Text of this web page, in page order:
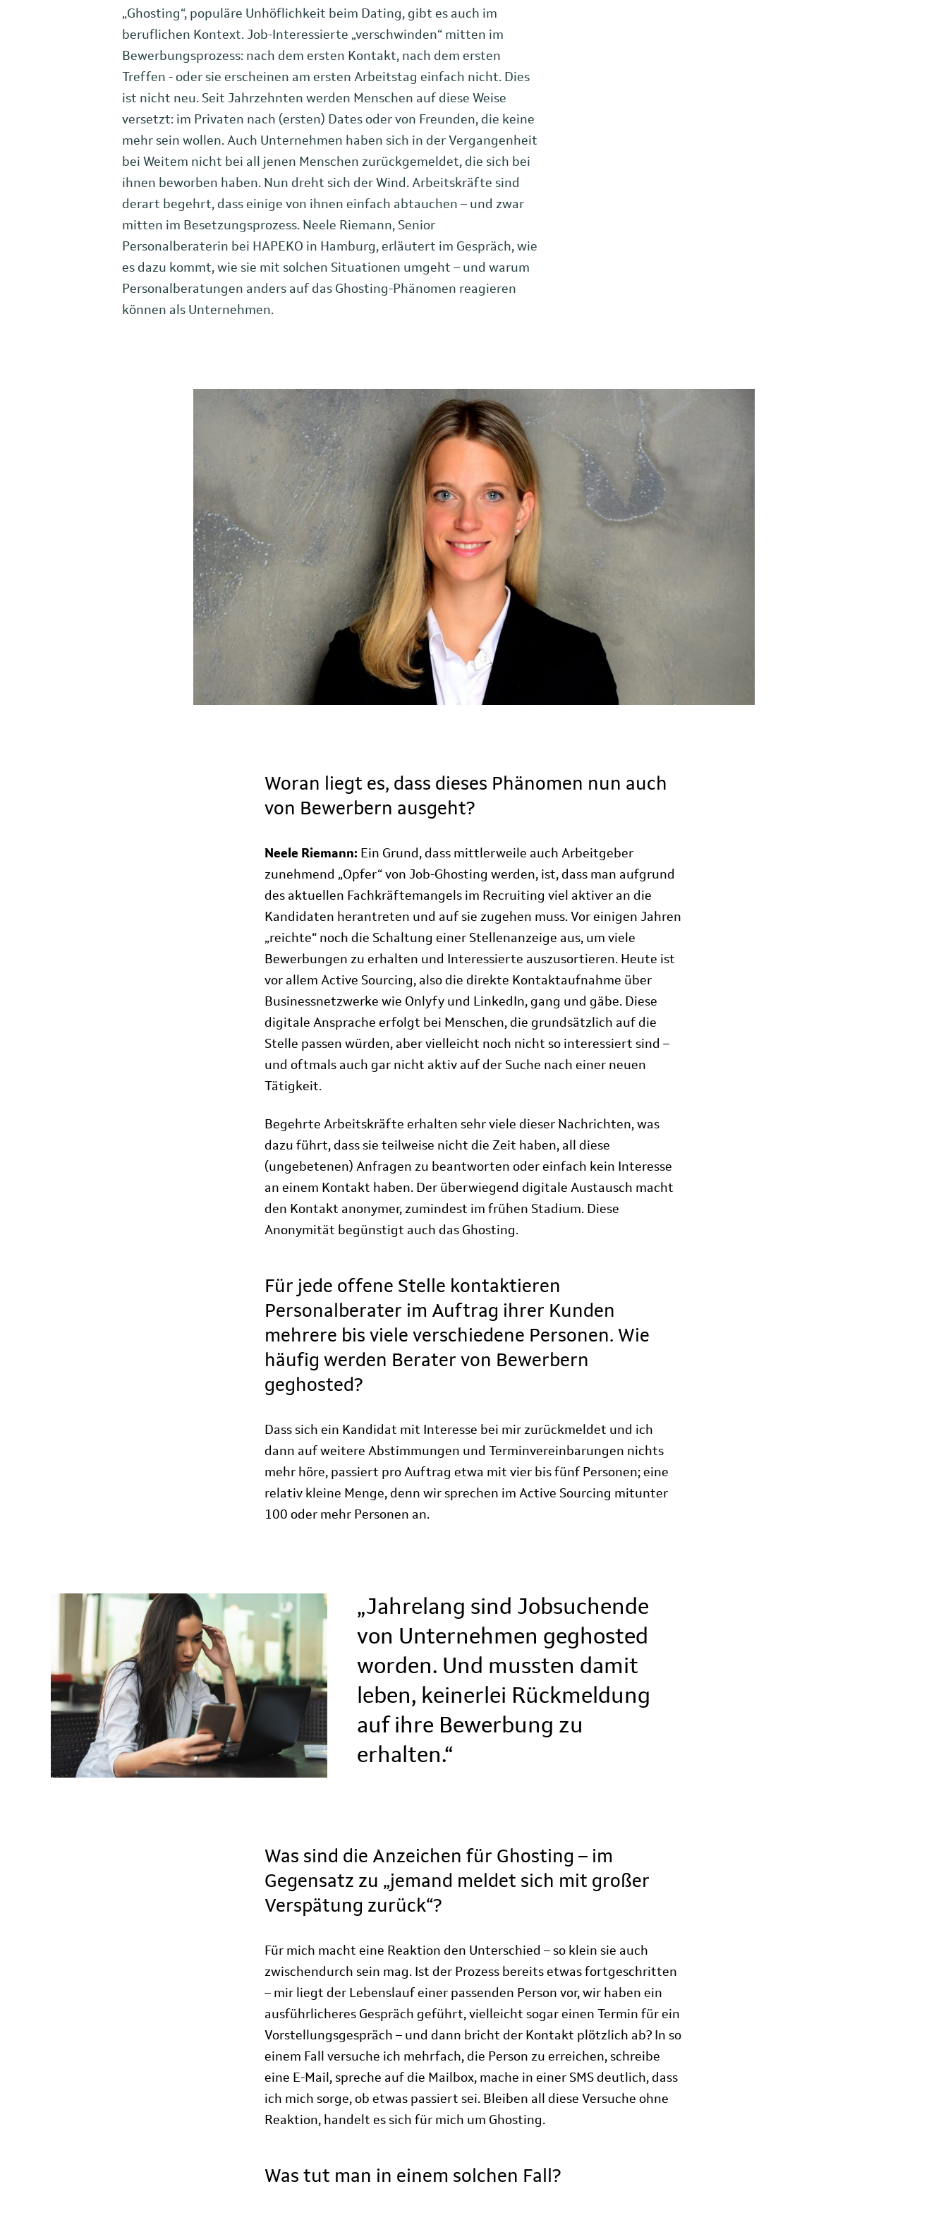
„Ghosting“, populäre Unhöflichkeit beim Dating, gibt es auch im
beruflichen Kontext. Job-Interessierte „verschwinden“ mitten im
Bewerbungsprozess: nach dem ersten Kontakt, nach dem ersten
Treffen - oder sie erscheinen am ersten Arbeitstag einfach nicht. Dies
ist nicht neu. Seit Jahrzehnten werden Menschen auf diese Weise
versetzt: im Privaten nach (ersten) Dates oder von Freunden, die keine
mehr sein wollen. Auch Unternehmen haben sich in der Vergangenheit
bei Weitem nicht bei all jenen Menschen zurückgemeldet, die sich bei
ihnen beworben haben. Nun dreht sich der Wind. Arbeitskräfte sind
derart begehrt, dass einige von ihnen einfach abtauchen – und zwar
mitten im Besetzungsprozess. Neele Riemann, Senior
Personalberaterin bei HAPEKO in Hamburg, erläutert im Gespräch, wie
es dazu kommt, wie sie mit solchen Situationen umgeht – und warum
Personalberatungen anders auf das Ghosting-Phänomen reagieren
können als Unternehmen.
Woran liegt es, dass dieses Phänomen nun auch
von Bewerbern ausgeht?
Neele Riemann: Ein Grund, dass mittlerweile auch Arbeitgeber
zunehmend „Opfer“ von Job-Ghosting werden, ist, dass man aufgrund
des aktuellen Fachkräftemangels im Recruiting viel aktiver an die
Kandidaten herantreten und auf sie zugehen muss. Vor einigen Jahren
„reichte“ noch die Schaltung einer Stellenanzeige aus, um viele
Bewerbungen zu erhalten und Interessierte auszusortieren. Heute ist
vor allem Active Sourcing, also die direkte Kontaktaufnahme über
Businessnetzwerke wie Onlyfy und LinkedIn, gang und gäbe. Diese
digitale Ansprache erfolgt bei Menschen, die grundsätzlich auf die
Stelle passen würden, aber vielleicht noch nicht so interessiert sind –
und oftmals auch gar nicht aktiv auf der Suche nach einer neuen
Tätigkeit.
Begehrte Arbeitskräfte erhalten sehr viele dieser Nachrichten, was
dazu führt, dass sie teilweise nicht die Zeit haben, all diese
(ungebetenen) Anfragen zu beantworten oder einfach kein Interesse
an einem Kontakt haben. Der überwiegend digitale Austausch macht
den Kontakt anonymer, zumindest im frühen Stadium. Diese
Anonymität begünstigt auch das Ghosting.
Für jede offene Stelle kontaktieren
Personalberater im Auftrag ihrer Kunden
mehrere bis viele verschiedene Personen. Wie
häufig werden Berater von Bewerbern
geghosted?
Dass sich ein Kandidat mit Interesse bei mir zurückmeldet und ich
dann auf weitere Abstimmungen und Terminvereinbarungen nichts
mehr höre, passiert pro Auftrag etwa mit vier bis fünf Personen; eine
relativ kleine Menge, denn wir sprechen im Active Sourcing mitunter
100 oder mehr Personen an.
„Jahrelang sind Jobsuchende
von Unternehmen geghosted
worden. Und mussten damit
leben, keinerlei Rückmeldung
auf ihre Bewerbung zu
erhalten.“
Was sind die Anzeichen für Ghosting – im
Gegensatz zu „jemand meldet sich mit großer
Verspätung zurück“?
Für mich macht eine Reaktion den Unterschied – so klein sie auch
zwischendurch sein mag. Ist der Prozess bereits etwas fortgeschritten
– mir liegt der Lebenslauf einer passenden Person vor, wir haben ein
ausführlicheres Gespräch geführt, vielleicht sogar einen Termin für ein
Vorstellungsgespräch – und dann bricht der Kontakt plötzlich ab? In so
einem Fall versuche ich mehrfach, die Person zu erreichen, schreibe
eine E-Mail, spreche auf die Mailbox, mache in einer SMS deutlich, dass
ich mich sorge, ob etwas passiert sei. Bleiben all diese Versuche ohne
Reaktion, handelt es sich für mich um Ghosting.
Was tut man in einem solchen Fall?